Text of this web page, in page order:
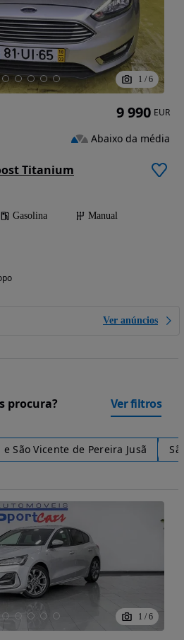
1 / 6
Titanium
Gasolina
Manual
Ver anúncios
9 990 EUR
Abaixo da média
procura? Ver filtros
e São Vicente de Pereira Jusã
1 / 6